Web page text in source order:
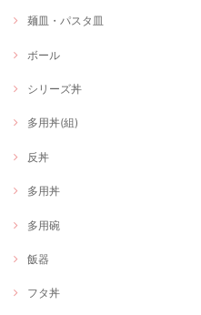
麺皿・パスタ皿
ボール
シリーズ丼
多用丼(組)
反丼
多用丼
多用碗
飯器
フタ丼